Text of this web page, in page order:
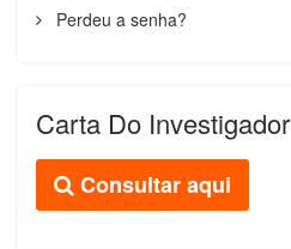
Perdeu a senha?
Carta Do Investigador
Consultar aqui